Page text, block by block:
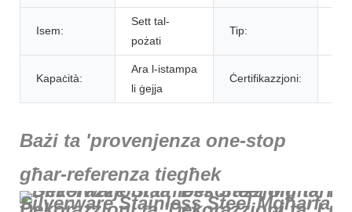
Isem:
Sett tal-
pożati
Tip:
Kapaċità:
Ara l-istampa
li ġejja
Ċertifikazzjoni:
Bażi ta 'provenjenza one-stop
għar-referenza tiegħek
Silverware Stainless Steel Mgħarfa